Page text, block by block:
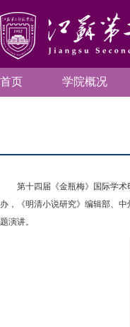
首页 学院概况
第十四届 《金瓶梅》国际学
办 ， 《明清小说研究》编辑部、
题演讲。